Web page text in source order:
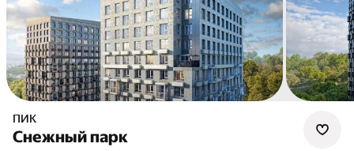
ПИК
Снежный парк